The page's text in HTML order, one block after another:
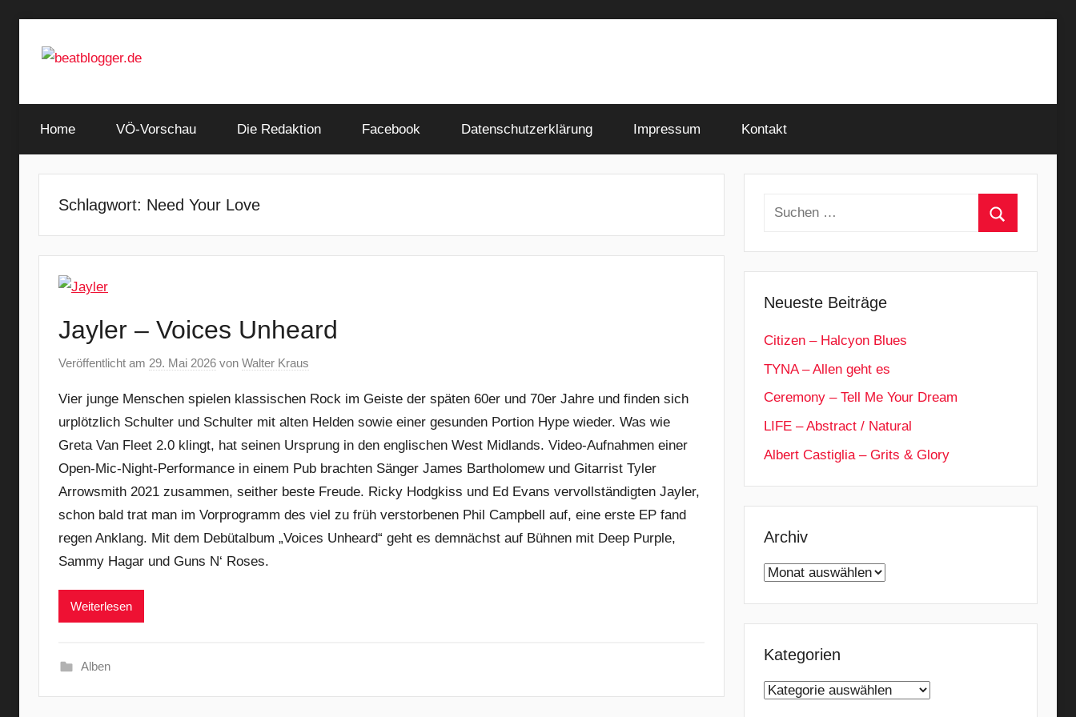
Inhalt
beatblogger.de
and
the
Home VÖ-Vorschau Die Redaktion Facebook Datenschutzerklärung Impressum Kontakt
Schlagwort: Need Your Love
Jayler – Voices Unheard
Veröffentlicht am 29. Mai 2026 von Walter Kraus
Vier junge Menschen spielen klassischen Rock im Geiste der späten 60er und 70er Jahre und finden sich
urplötzlich Schulter und Schulter mit alten Helden sowie einer gesunden Portion Hype wieder. Was wie
Greta Van Fleet 2.0 klingt, hat seinen Ursprung in den englischen West Midlands. Video-Aufnahmen einer
Open-Mic-Night-Performance in einem Pub brachten Sänger James Bartholomew und Gitarrist Tyler
Arrowsmith 2021 zusammen, seither beste Freude. Ricky Hodgkiss und Ed Evans vervollständigten Jayler,
schon bald trat man im Vorprogramm des viel zu früh verstorbenen Phil Campbell auf, eine erste EP fand
regen Anklang. Mit dem Debütalbum „Voices Unheard“ geht es demnächst auf Bühnen mit Deep Purple,
Sammy Hagar und Guns N‘ Roses.
Weiterlesen
Alben
Suchen
Neueste Beiträge
Citizen – Halcyon Blues
TYNA – Allen geht es
Ceremony – Tell Me Your Dream
LIFE – Abstract / Natural
Albert Castiglia – Grits & Glory
Archiv
Archiv
Kategorien
Kategorien